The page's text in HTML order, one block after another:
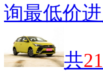
询最低价
共